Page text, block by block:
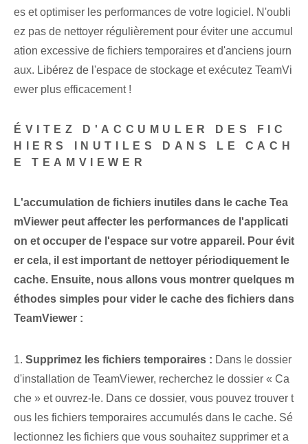
es et optimiser les performances de votre logiciel. N'oubli
ez pas de nettoyer régulièrement pour éviter une accumul
ation excessive de fichiers temporaires et d'anciens journ
aux. Libérez de l'espace de stockage et exécutez TeamVi
ewer plus efficacement !
ÉVITEZ D'ACCUMULER DES FIC
HIERS INUTILES DANS LE CACH
E TEAMVIEWER
L'accumulation de fichiers inutiles dans le cache Tea
mViewer peut affecter les performances de l'applicati
on et occuper de l'espace sur votre appareil. Pour évit
er cela, il est important de nettoyer périodiquement le
cache. Ensuite, nous allons vous montrer quelques m
éthodes simples pour vider le cache des fichiers dans
TeamViewer :
1. Supprimez les fichiers temporaires : Dans le dossier
d'installation de TeamViewer, recherchez le dossier « Ca
che » et ouvrez-le. Dans ce dossier, vous pouvez trouver t
ous les fichiers temporaires accumulés dans le cache. Sé
lectionnez les fichiers que vous souhaitez supprimer et a